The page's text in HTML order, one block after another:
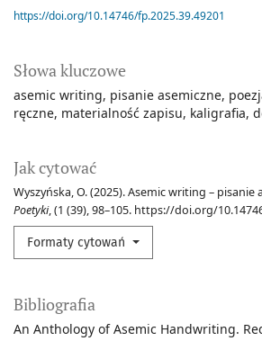
Słowa kluczowe
asemic writing pisanie asemiczne
ręczne materialność zapisu kaligrafia
Jak cytować
Wyszyńska, O. (2025). Asemic writing – pisanie
Poetyki, (1 (39), 98–105. https://doi.org/
Formaty cytowań
https://doi.org/10.14746/fp.2025.39.49201
Bibliografia
An Anthology of Asemic Handwriting.